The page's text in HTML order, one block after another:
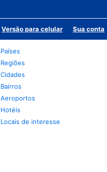
Versão para celular Sua conta
Países
Regiões
Cidades
Bairros
Aeroportos
Hotéis
Locais de interesse